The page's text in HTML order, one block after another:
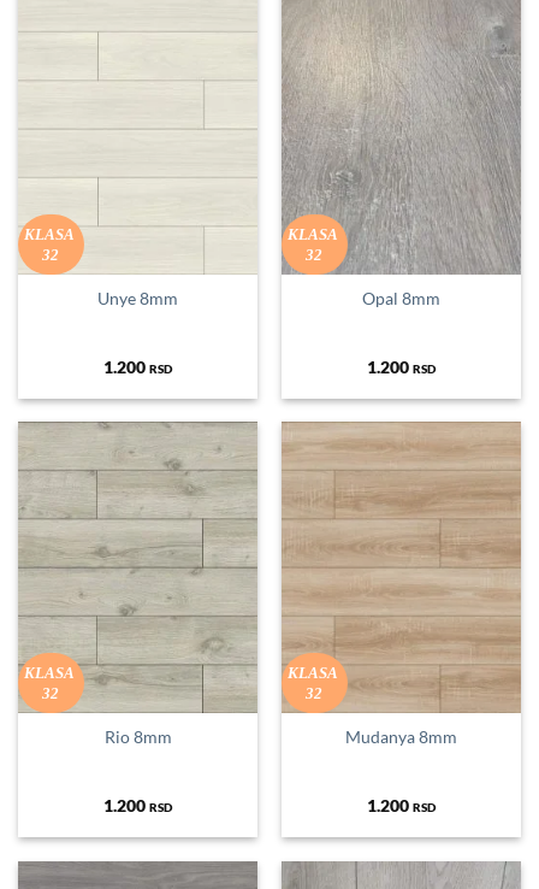
KLASA
32
Unye 8mm
1.200 RSD
KLASA
32
Opal 8mm
1.200 RSD
KLASA
32
Rio 8mm
1.200 RSD
KLASA
32
Mudanya 8mm
1.200 RSD